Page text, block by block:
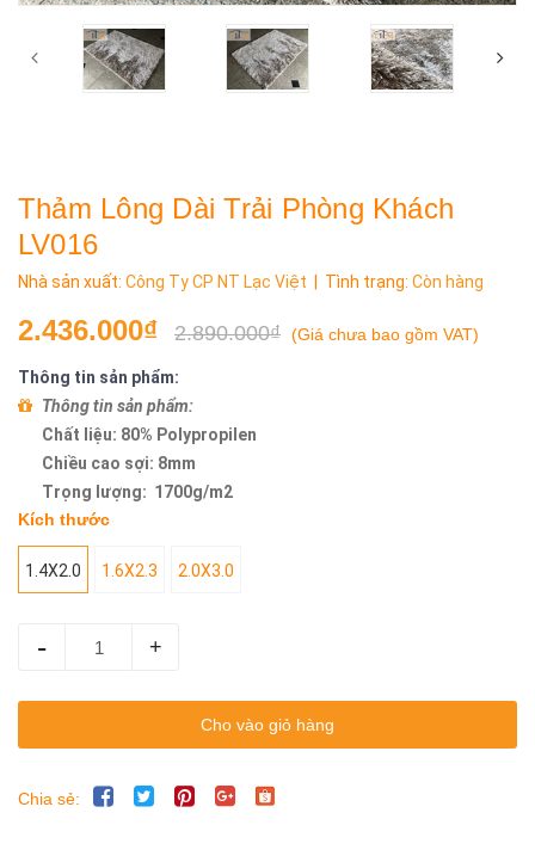
Thảm Lông Dài Trải Phòng Khách
LV016
Nhà sản xuất: Công Ty CP NT Lạc Việt | Tình trạng: Còn hàng
2.436.000₫ 2.890.000₫ (Giá chưa bao gồm VAT)
Thông tin sản phẩm:
Thông tin sản phẩm:
Chất liệu: 80% Polypropilen
Chiều cao sợi: 8mm
Trọng lượng: 1700g/m2
Kích thước
1.4X2.0 1.6X2.3 2.0X3.0
- +
Cho vào giỏ hàng
Chia sẻ: